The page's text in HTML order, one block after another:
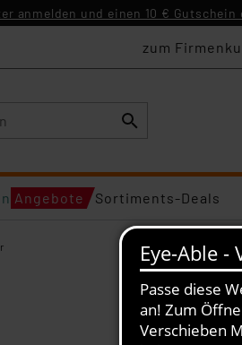
anmelden und einen 10 € Gutschein
zum
Angebote Sortiments-Deals